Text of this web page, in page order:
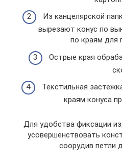
Из канцелярской
вырезают конус по
по краям для
Острые края
Текстильная
краям конуса
Для удобства фиксации
усовершенствовать
соорудив петли